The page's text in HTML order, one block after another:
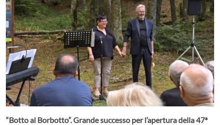
“Botto al Borbotto”. Grande successo per l’apertura della 47ª